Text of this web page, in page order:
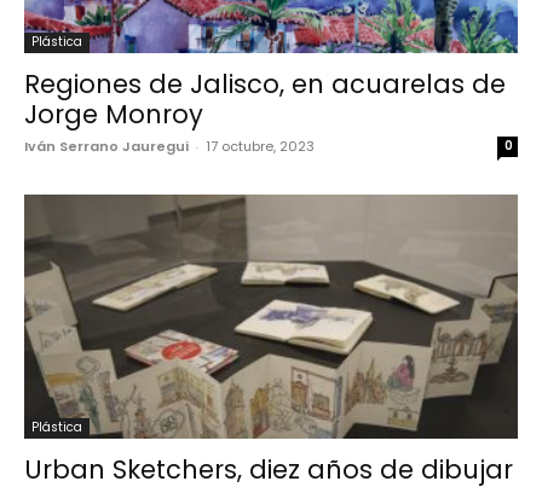
Plástica
Regiones de Jalisco, en acuarelas de
Jorge Monroy
Iván Serrano Jauregui - 17 octubre, 2023 0
Plástica
Urban Sketchers, diez años de dibujar